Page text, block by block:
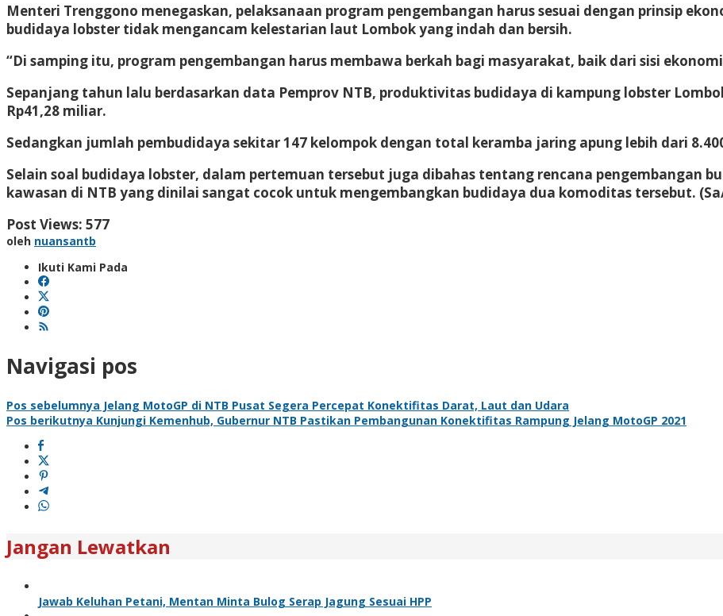
Menteri Trenggono menegaskan, pelaksanaan program pengembangan harus sesuai dengan prinsip
budidaya lobster tidak mengancam kelestarian laut Lombok yang indah dan bersih.
“Di samping itu, program pengembangan harus membawa berkah bagi masyarakat, baik dari sisi
Sepanjang tahun lalu berdasarkan data Pemprov NTB, produktivitas budidaya di kampung lobster
Rp41,28 miliar.
Sedangkan jumlah pembudidaya sekitar 147 kelompok dengan total keramba jaring apung lebih dari
Selain soal budidaya lobster, dalam pertemuan tersebut juga dibahas tentang rencana pengembangan
kawasan di NTB yang dinilai sangat cocok untuk mengembangkan budidaya dua komoditas tersebut.
Post Views: 577
oleh nuansantb
Ikuti Kami Pada
Navigasi pos
Pos sebelumnya Jelang MotoGP di NTB Pusat Segera Percepat Konektifitas Darat, Laut dan Udara
Pos berikutnya Kunjungi Kemenhub, Gubernur NTB Pastikan Pembangunan Konektifitas Rampung Jelang MotoGP 2021
Jangan Lewatkan
Jawab Keluhan Petani, Mentan Minta Bulog Serap Jagung Sesuai HPP